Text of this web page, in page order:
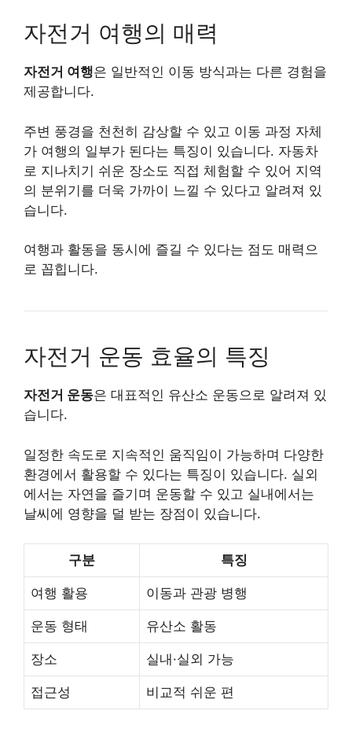
자전거 여행의 매력
자전거 여행은 일반적인 이동 방식과는 다른 경험을
제공합니다.
주변 풍경을 천천히 감상할 수 있고 이동 과정 자체
가 여행의 일부가 된다는 특징이 있습니다. 자동차
로 지나치기 쉬운 장소도 직접 체험할 수 있어 지역
의 분위기를 더욱 가까이 느낄 수 있다고 알려져 있
습니다.
여행과 활동을 동시에 즐길 수 있다는 점도 매력으
로 꼽힙니다.
자전거 운동 효율의 특징
자전거 운동은 대표적인 유산소 운동으로 알려져 있
습니다.
일정한 속도로 지속적인 움직임이 가능하며 다양한
환경에서 활용할 수 있다는 특징이 있습니다. 실외
에서는 자연을 즐기며 운동할 수 있고 실내에서는
날씨에 영향을 덜 받는 장점이 있습니다.
구분 특징
여행 활용 이동과 관광 병행
운동 형태 유산소 활동
장소 실내·실외 가능
접근성 비교적 쉬운 편